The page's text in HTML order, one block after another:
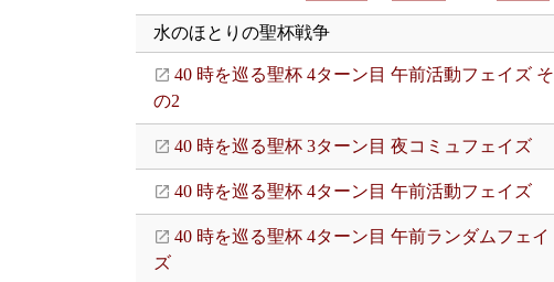
水のほとりの聖杯戦争
40 時を巡る聖杯 4ターン目 午前活動フェイズ そ
の2
40 時を巡る聖杯 3ターン目 夜コミュフェイズ
40 時を巡る聖杯 4ターン目 午前活動フェイズ
40 時を巡る聖杯 4ターン目 午前ランダムフェイ
ズ